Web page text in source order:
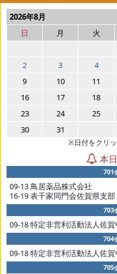
2026年8月
日
月 火
2
3 4
9
10 11
16
17 18
23
24 25
30
31
※日付をクリッ
本
701
09-13 鳥居薬品株式会社
16-19 表千家同門会佐賀県支部
703
09-18 特定非営利活動法人佐
704
09-18 特定非営利活動法人佐
705